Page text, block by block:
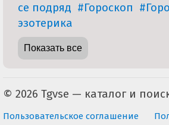
се подряд #Гороскоп
эзотерика
Показать все
Пользовательское соглашение